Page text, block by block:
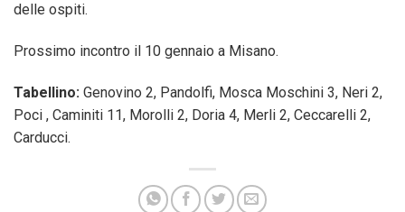
delle ospiti.
Prossimo incontro il 10 gennaio a Misano.
Tabellino: Genovino 2, Pandolfi, Mosca Moschini 3, Neri 2,
Poci , Caminiti 11, Morolli 2, Doria 4, Merli 2, Ceccarelli 2,
Carducci.